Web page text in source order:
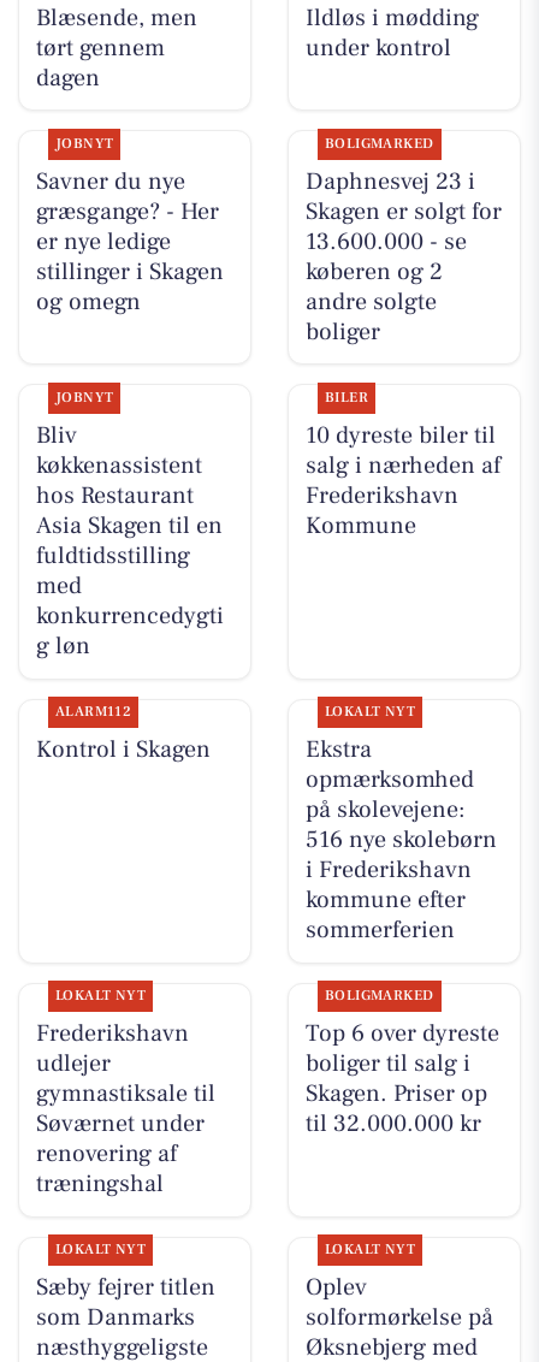
Blæsende, men
tørt gennem
dagen
Ildløs i mødding
under kontrol
JOBNYT
Savner du nye
græsgange? - Her
er nye ledige
stillinger i Skagen
og omegn
BOLIGMARKED
Daphnesvej 23 i
Skagen er solgt for
13.600.000 - se
køberen og 2
andre solgte
boliger
JOBNYT
Bliv
køkkenassistent
hos Restaurant
Asia Skagen til en
fuldtidsstilling
med
konkurrencedygti
g løn
BILER
10 dyreste biler til
salg i nærheden af
Frederikshavn
Kommune
ALARM112
Kontrol i Skagen
LOKALT NYT
Ekstra
opmærksomhed
på skolevejene:
516 nye skolebørn
i Frederikshavn
kommune efter
sommerferien
LOKALT NYT
Frederikshavn
udlejer
gymnastiksale til
Søværnet under
renovering af
træningshal
BOLIGMARKED
Top 6 over dyreste
boliger til salg i
Skagen. Priser op
til 32.000.000 kr
LOKALT NYT
Sæby fejrer titlen
som Danmarks
næsthyggeligste
LOKALT NYT
Oplev
solformørkelse på
Øksnebjerg med